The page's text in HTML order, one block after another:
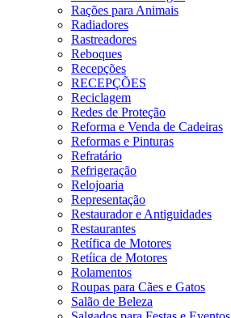
Rações para Animais
Radiadores
Rastreadores
Reboques
Recepções
RECEPÇÕES
Reciclagem
Redes de Proteção
Reforma e Venda de Cadeiras
Reformas e Pinturas
Refratário
Refrigeração
Relojoaria
Representação
Restaurador e Antiguidades
Restaurantes
Retífica de Motores
Retíica de Motores
Rolamentos
Roupas para Cães e Gatos
Salão de Beleza